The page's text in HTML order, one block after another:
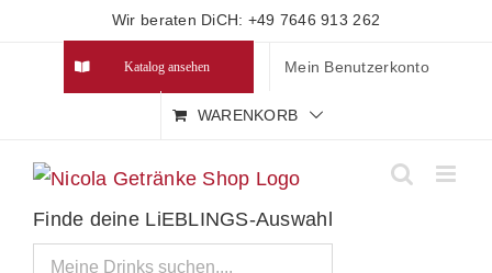
Wir beraten DiCH: +49 7646 913 262
Katalog ansehen Mein Benutzerkonto
WARENKORB
Finde deine LiEBLINGS-Auswahl